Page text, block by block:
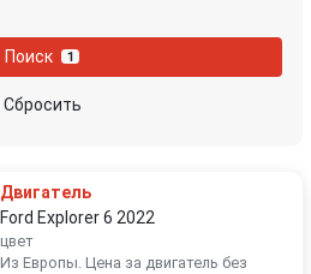
Поиск 1
Сбросить
Двигатель
Ford Explorer 6 2022
цвет
Из Европы. Цена за двигатель без